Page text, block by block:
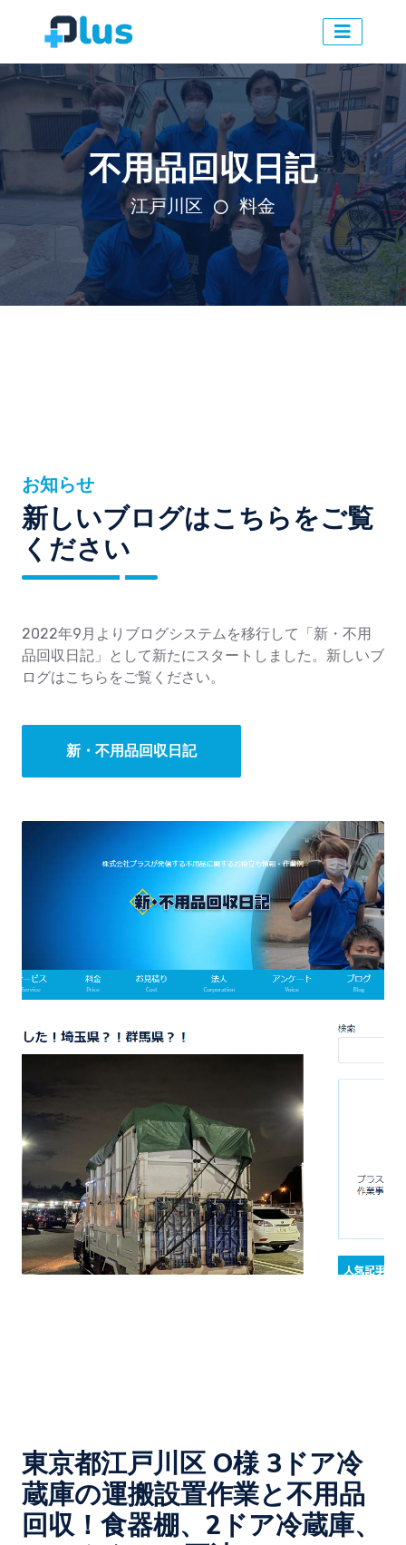
不用品回収日記
江戸川区 料金
お知らせ
新しいブログはこちらをご覧
ください
2022年9月よりブログシステムを移行して「新・不用
品回収日記」として新たにスタートしました。新しいブ
ログはこちらをご覧ください。
新・不用品回収日記
東京都江戸川区 O様 3ドア冷
蔵庫の運搬設置作業と不用品
回収！食器棚、2ドア冷蔵庫、